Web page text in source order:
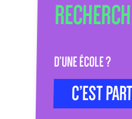
D’UNE ÉCOLE ?
C’EST